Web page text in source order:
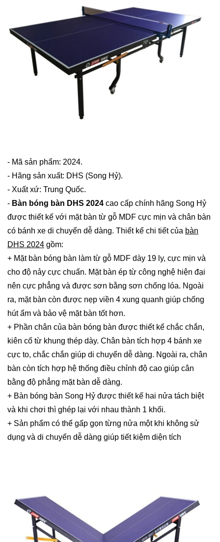
- Mã sản phẩm: 2024.
- Hãng sản xuất: DHS (Song Hỷ).
- Xuất xứ: Trung Quốc.
- Bàn bóng bàn DHS 2024 cao cấp chính hãng Song Hỷ
được thiết kế với mặt bàn từ gỗ MDF cực mịn và chân bàn
có bánh xe di chuyển dễ dàng. Thiết kế chi tiết của bàn
DHS 2024 gồm:
+ Mặt bàn bóng bàn làm từ gỗ MDF dày 19 ly, cực mịn và
cho độ nảy cực chuẩn. Mặt bàn ép từ công nghệ hiện đại
nên cực phẳng và được sơn bằng sơn chống lóa. Ngoài
ra, mặt bàn còn được nẹp viền 4 xung quanh giúp chống
hút ẩm và bảo vệ mặt bàn tốt hơn.
+ Phần chân của bàn bóng bàn được thiết kế chắc chắn,
kiên cố từ khung thép dày. Chân bàn tích hợp 4 bánh xe
cực to, chắc chắn giúp di chuyển dễ dàng. Ngoài ra, chân
bàn còn tích hợp hệ thống điều chỉnh độ cao giúp cân
bằng độ phẳng mặt bàn dễ dàng.
+ Bàn bóng bàn Song Hỷ được thiết kế hai nửa tách biệt
và khi chơi thì ghép lại với nhau thành 1 khối.
+ Sản phẩm có thể gấp gọn từng nửa một khi không sử
dụng và di chuyển dễ dàng giúp tiết kiệm diện tích